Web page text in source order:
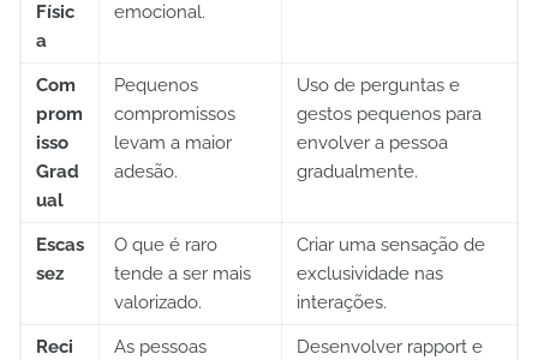
Físic
a
emocional.
Com
prom
isso
Grad
ual
Pequenos
compromissos
levam a maior
adesão.
Uso de perguntas e
gestos pequenos para
envolver a pessoa
gradualmente.
Escas
sez
O que é raro
tende a ser mais
valorizado.
Criar uma sensação de
exclusividade nas
interações.
Reci
As pessoas
Desenvolver rapport e